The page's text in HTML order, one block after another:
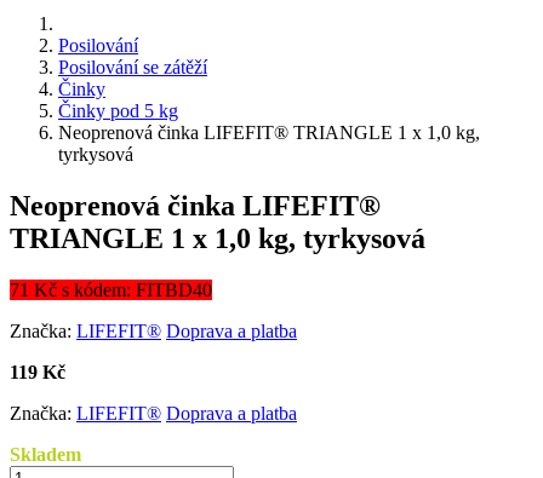
Posilování
Posilování se zátěží
Činky
Činky pod 5 kg
Neoprenová činka LIFEFIT® TRIANGLE 1 x 1,0 kg,
tyrkysová
Neoprenová činka LIFEFIT®
TRIANGLE 1 x 1,0 kg, tyrkysová
71 Kč s kódem: FITBD40
Značka: LIFEFIT® Doprava a platba
119 Kč
Značka: LIFEFIT® Doprava a platba
Skladem